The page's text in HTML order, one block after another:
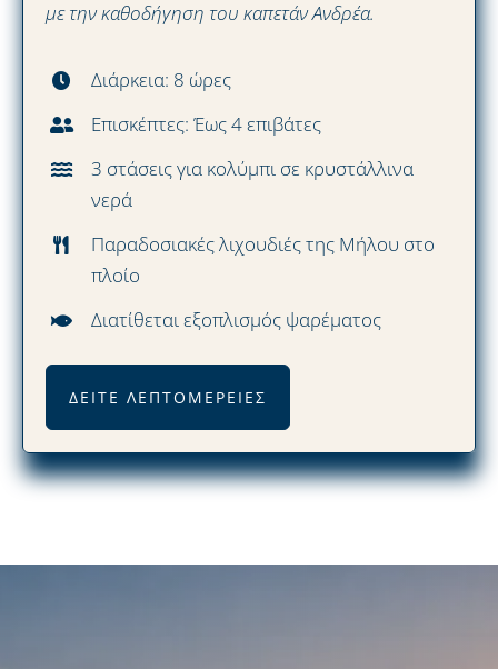
με την καθοδήγηση του καπετάν Ανδρέα.
Διάρκεια: 8 ώρες
Επισκέπτες: Έως 4 επιβάτες
3 στάσεις για κολύμπι σε κρυστάλλινα
νερά
Παραδοσιακές λιχουδιές της Μήλου στο
πλοίο
Διατίθεται εξοπλισμός ψαρέματος
ΔΕΊΤΕ ΛΕΠΤΟΜΈΡΕΙΕΣ